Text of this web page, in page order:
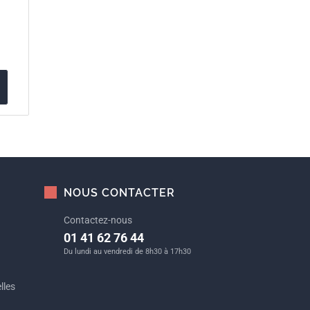
NOUS CONTACTER
Contactez-nous
01 41 62 76 44
Du lundi au vendredi de 8h30 à 17h30